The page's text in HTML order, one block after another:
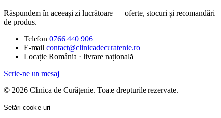
Răspundem în aceeași zi lucrătoare — oferte, stocuri și recomandări
de produs.
Telefon 0766 440 906
E-mail contact@clinicadecuratenie.ro
Locație România · livrare națională
Scrie-ne un mesaj
© 2026 Clinica de Curățenie. Toate drepturile rezervate.
Setări cookie-uri